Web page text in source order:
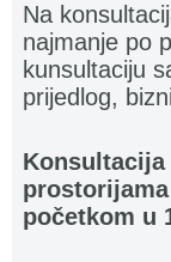
Na
najmanje po
kunsultaciju
prijedlog,
Konsultacija
početkom u